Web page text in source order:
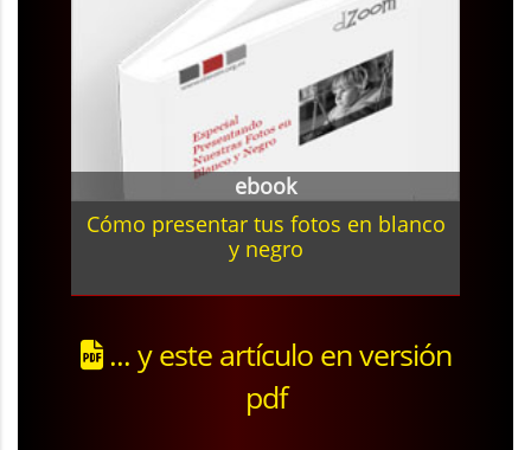
ebook
Cómo presentar tus fotos en blanco
y negro
... y este artículo en versión
pdf